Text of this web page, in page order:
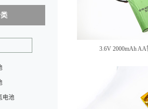
3.6V 2000mAh
电池